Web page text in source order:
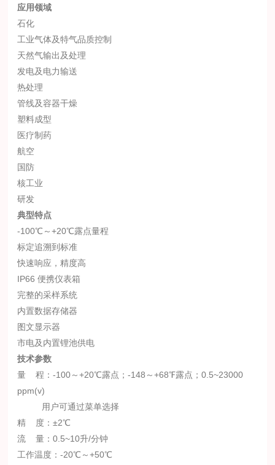
应用领域
石化
工业气体及特气品质控制
天然气输出及处理
发电及电力输送
热处理
管线及容器干燥
塑料成型
医疗制药
航空
国防
核工业
研发
典型特点
-100℃～+20℃露点量程
标定追溯到标准
快速响应，精度高
IP66 便携仪表箱
完整的采样系统
内置数据存储器
图文显示器
市电及内置锂池供电
技术参数
量 程：-100～+20℃露点；-148～+68℉露点；0.5~23000
ppm(v)
用户可通过菜单选择
精 度：±2℃
流 量：0.5~10升/分钟
工作温度：-20℃～+50℃